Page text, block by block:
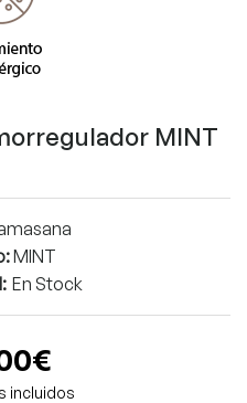
MINT
MINT
En Stock
incluidos